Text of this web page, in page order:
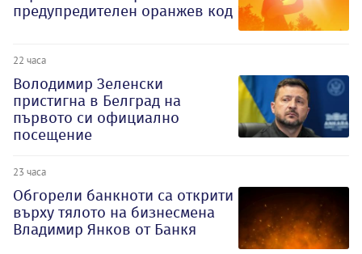
предупредителен оранжев код
22 часа
Володимир Зеленски
пристигна в Белград на
първото си официално
посещение
23 часа
Обгорели банкноти са открити
върху тялото на бизнесмена
Владимир Янков от Банкя